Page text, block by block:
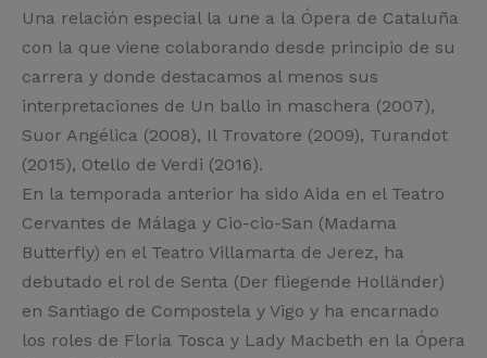
Una relación especial la une a la Ópera de Cataluña
con la que viene colaborando desde principio de su
carrera y donde destacamos al menos sus
interpretaciones de Un ballo in maschera (2007),
Suor Angélica (2008), Il Trovatore (2009), Turandot
(2015), Otello de Verdi (2016).
En la temporada anterior ha sido Aida en el Teatro
Cervantes de Málaga y Cio-cio-San (Madama
Butterfly) en el Teatro Villamarta de Jerez, ha
debutado el rol de Senta (Der fliegende Holländer)
en Santiago de Compostela y Vigo y ha encarnado
los roles de Floria Tosca y Lady Macbeth en la Ópera